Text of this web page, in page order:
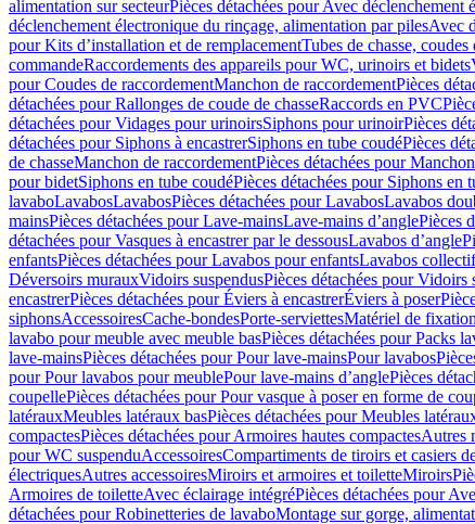
alimentation sur secteurPièces détachées pour Avec
déclenchement électronique du rinçage, alimentation par pilesAvec
pour Kits d’installation et de remplacementTubes de chasse, coudes
commandeRaccordements des appareils pour WC, urinoirs et bidets
pour Coudes de raccordementManchon de raccordementPièces
détachées pour Rallonges de coude de chasseRaccords en PVC
détachées pour Vidages pour urinoirsSiphons pour urinoirPièces
détachées pour Siphons à encastrerSiphons en tube coudéPièces
de chasseManchon de raccordementPièces détachées pour
pour bidetSiphons en tube coudéPièces détachées pour Siphons en
lavaboLavabosLavabosPièces détachées pour LavabosLavabos
mainsPièces détachées pour Lave-mainsLave-mains d’anglePièces
détachées pour Vasques à encastrer par le dessousLavabos d’angle
enfantsPièces détachées pour Lavabos pour enfantsLavabos
Déversoirs murauxVidoirs suspendusPièces détachées pour Vidoirs
encastrerPièces détachées pour Éviers à encastrerÉviers à poser
siphonsAccessoiresCache-bondesPorte-serviettesMatériel de fixation
lavabo pour meuble avec meuble basPièces détachées pour Packs
lave-mainsPièces détachées pour Pour lave-mainsPour lavabos
pour Pour lavabos pour meublePour lave-mains d’anglePièces
coupellePièces détachées pour Pour vasque à poser en forme de
latérauxMeubles latéraux basPièces détachées pour Meubles
compactesPièces détachées pour Armoires hautes compactesAutres
pour WC suspenduAccessoiresCompartiments de tiroirs et casiers
électriquesAutres accessoiresMiroirs et armoires et toiletteMiroirs
Armoires de toiletteAvec éclairage intégréPièces détachées pour
détachées pour Robinetteries de lavaboMontage sur gorge,